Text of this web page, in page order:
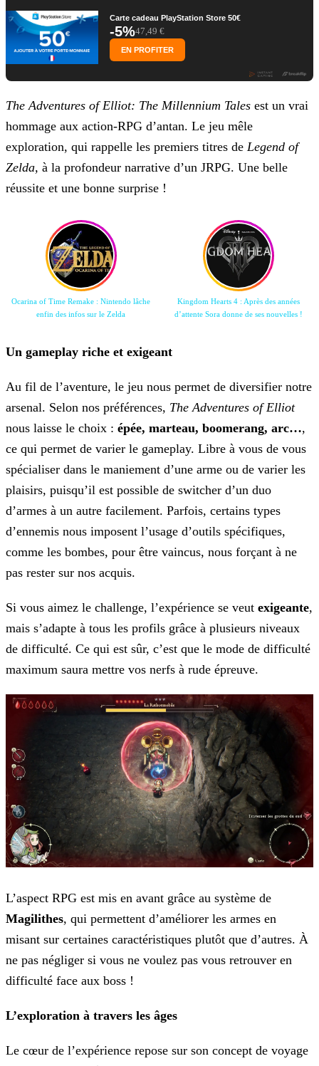
Carte cadeau PlayStation Store 50€
-5%47,49 €
EN PROFITER
The Adventures of Elliot: The Millennium Tales est un vrai
hommage aux action-RPG d’antan. Le jeu mêle
exploration, qui rappelle les premiers titres de Legend of
Zelda, à la profondeur narrative d’un JRPG. Une belle
réussite et une bonne surprise !
Ocarina of Time Remake : Nintendo lâche
enfin des infos sur le Zelda
Kingdom Hearts 4 : Après des années
d’attente Sora donne de ses nouvelles !
Un gameplay riche et exigeant
Au fil de l’aventure, le jeu nous permet de diversifier notre
arsenal. Selon nos préférences, The Adventures of Elliot
nous laisse le choix : épée, marteau, boomerang, arc…,
ce qui permet de varier le gameplay. Libre à vous de vous
spécialiser dans le maniement d’une arme ou de varier les
plaisirs, puisqu’il est possible de switcher d’un duo
d’armes à un autre facilement. Parfois, certains types
d’ennemis nous imposent l’usage d’outils spécifiques,
comme les bombes, pour être vaincus, nous forçant à ne
pas rester sur nos acquis.
Si vous aimez le challenge, l’expérience se veut exigeante,
mais s’adapte à tous les profils grâce à plusieurs niveaux
de difficulté. Ce qui est sûr, c’est que le mode de difficulté
maximum saura mettre vos nerfs à rude épreuve.
L’aspect RPG est mis en avant grâce au système de
Magilithes, qui permettent d’améliorer les armes en
misant sur certaines caractéristiques plutôt que d’autres. À
ne pas négliger si vous ne voulez pas vous retrouver en
difficulté face aux boss !
L’exploration à travers les âges
Le cœur de l’expérience repose sur son concept de voyage